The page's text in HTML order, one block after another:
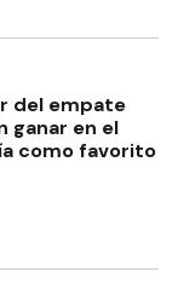
del empate
ganar en el
como favorito